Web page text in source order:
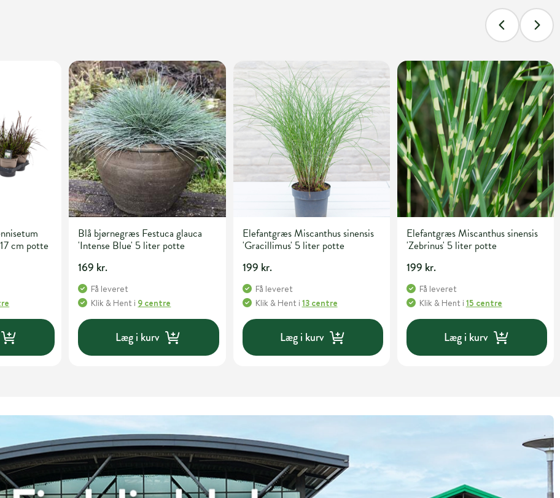
cm potte
Blå bjørnegræs Festuca glauca
'Intense Blue' 5 liter potte
169 kr.
Få leveret
Klik & Hent i 9 centre
Læg i kurv
Elefantgræs Miscanthus sinensis
'Gracillimus' 5 liter potte
199 kr.
Få leveret
Klik & Hent i 13 centre
Læg i kurv
Elefantgræs Miscanthus sinensis
'Zebrinus' 5 liter potte
199 kr.
Få leveret
Klik & Hent i 15 centre
Læg i kurv